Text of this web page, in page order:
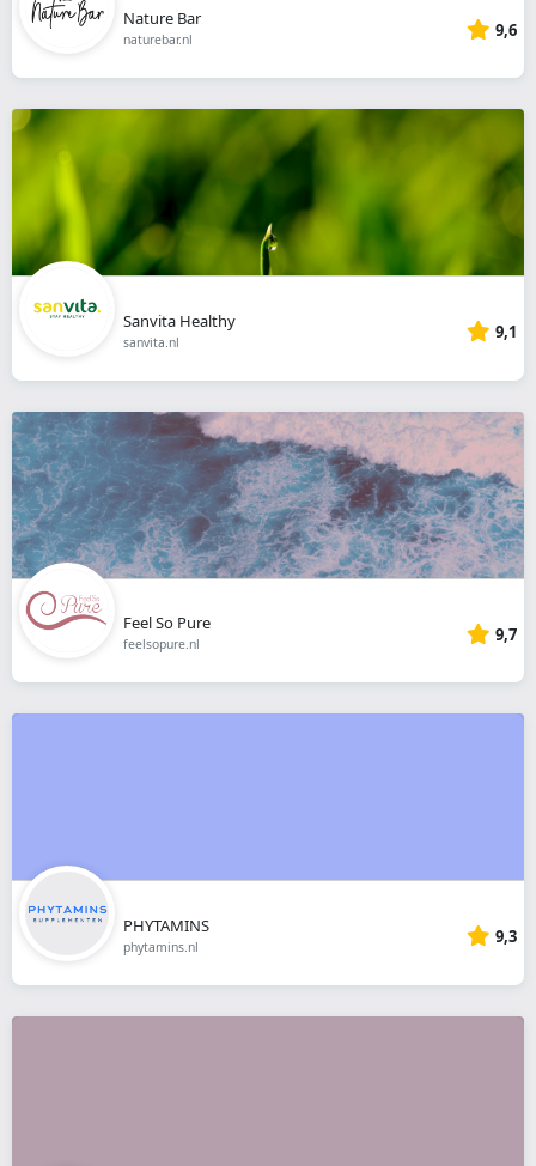
Nature Bar
naturebar.nl 9,6
Sanvita Healthy
sanvita.nl 9,1
Feel So Pure
feelsopure.nl 9,7
PHYTAMINS
phytamins.nl 9,3